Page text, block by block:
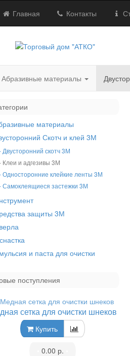
Главная Контакты
Абразивные материалы
материалы
Скотч и клей 3М
Двусторонний скотч 3М
Клеи и адгезивы 3М
Односторонние клейкие ленты 3М
Самоклеящиеся застежки 3М
защиты 3М
и паста для очистки
поступления
сетка для очистки шнеков
Купить
0.00 р.